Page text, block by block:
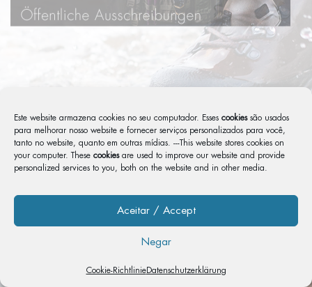
Este website armazena cookies no seu computador. Esses cookies são usados ​​
para melhorar nosso website e fornecer serviços personalizados para você,
tanto no website, quanto em outras mídias. ---This website stores cookies on
your computer. These cookies are used to improve our website and provide
personalized services to you, both on the website and in other media.
Aceitar / Accept
Negar
Cookie-RichtlinieDatenschutzerklärung